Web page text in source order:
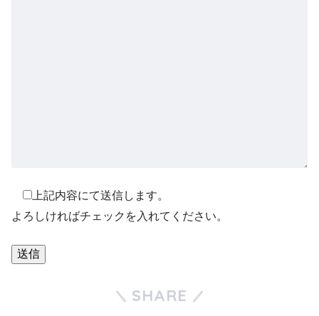
上記内容にて送信します。
よろしければチェックを入れてください。
SHARE